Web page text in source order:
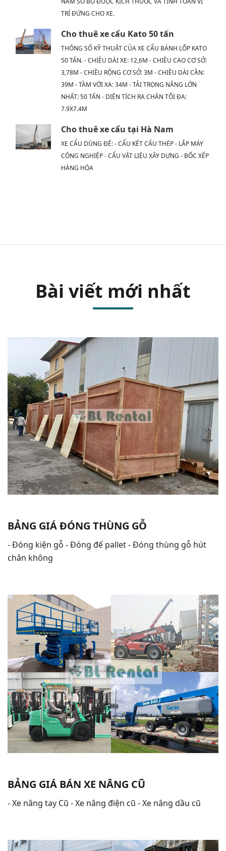
TRÍ ĐỨNG CHO XE.
Cho thuê xe cẩu Kato 50 tấn
THÔNG SỐ KỸ THUẬT CỦA XE CẨU BÁNH LỐP KATO
50 TẤN. - CHIỀU DÀI XE: 12,6M - CHIỀU CAO CƠ SỞ:
3,78M - CHIỀU RỘNG CƠ SỞ: 3M - CHIỀU DÀI CẦN:
39M - TẦM VỚI XA: 34M - TẢI TRỌNG NÂNG LỚN
NHẤT: 50 TẤN - DIỆN TÍCH RA CHÂN TỐI ĐA:
7.9X7.4M
Cho thuê xe cẩu tại Hà Nam
XE CẨU DÙNG ĐÊ: - CẨU KẾT CẤU THÉP - LẮP MÁY
CÔNG NGHIỆP - CẨU VẬT LIỆU XÂY DỰNG - BỐC XẾP
HÀNG HÓA
Bài viết mới nhất
BẢNG GIÁ ĐÓNG THÙNG GỖ
- Đóng kiện gỗ - Đóng đế pallet - Đóng thùng gỗ hút
chân không
BẢNG GIÁ BÁN XE NÂNG CŨ
- Xe nâng tay Cũ - Xe nâng điện cũ - Xe nâng dầu cũ